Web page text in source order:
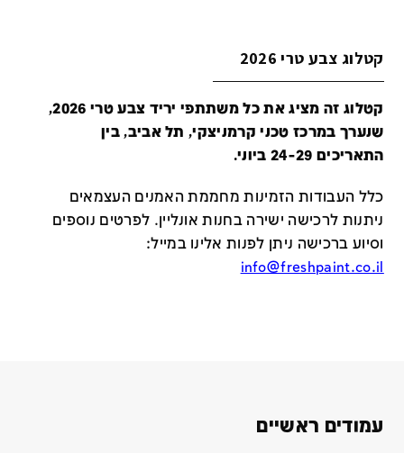
קטלוג צבע טרי 2026
קטלוג זה מציג את כל משתתפי יריד צבע טרי 2026,
שנערך במרכז טכני קרמניצקי, תל אביב, בין
התאריכים 24-29 ביוני.
כלל העבודות הזמינות מחממת האמנים העצמאים
ניתנות לרכישה ישירה בחנות אונליין. לפרטים נוספים
וסיוע ברכישה ניתן לפנות אלינו במייל:
info@freshpaint.co.il
עמודים ראשיים